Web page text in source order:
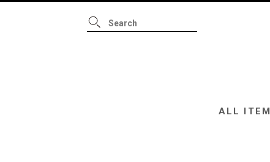
ALL ITEM
ALL ITEM